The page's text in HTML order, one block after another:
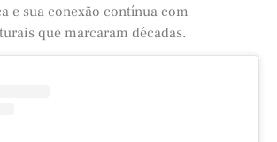
e sua conexão contínua com
que marcaram décadas.